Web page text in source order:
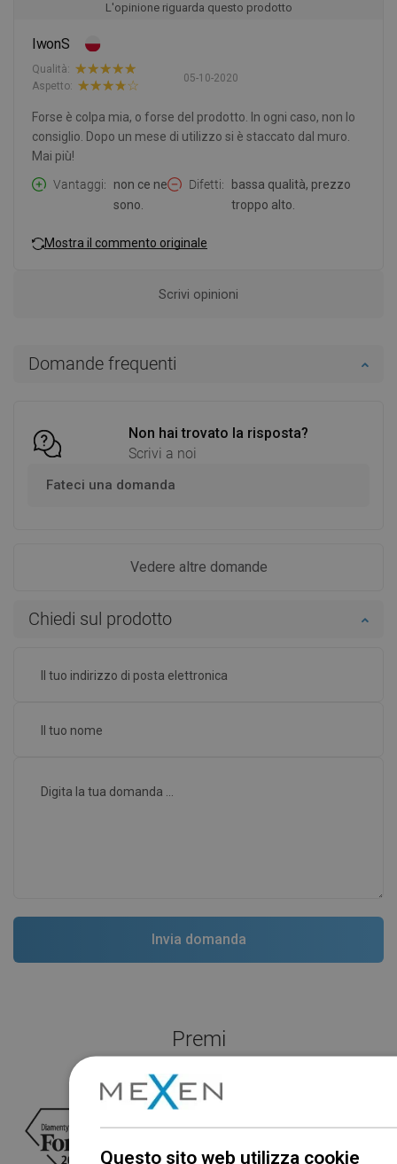
Domande frequenti
Non hai trovato la risposta?
Scrivi a noi
Fateci una domanda
Vedere altre domande
L'opinione riguarda questo prodotto
IwonS
05-10-2020
Qualità:
Aspetto:
Forse è colpa mia, o forse del prodotto. In ogni caso, non lo
consiglio. Dopo un mese di utilizzo si è staccato dal muro.
Mai più!
Vantaggi
non ce ne
sono.
Difetti
bassa qualità, prezzo
troppo alto.
Mostra il commento originale
Scrivi opinioni
Chiedi sul prodotto
Premi
Questo sito web utilizza cookie